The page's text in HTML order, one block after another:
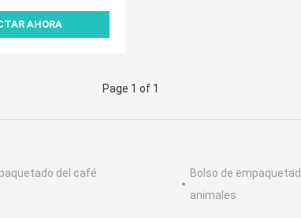
AHORA
Page 1 of 1
del café
Bolso de
animales